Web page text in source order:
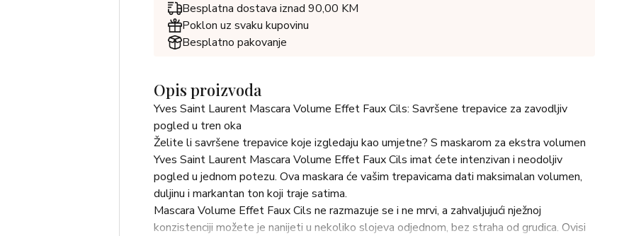
Besplatna dostava iznad 90,00 KM
Poklon uz svaku kupovinu
Besplatno pakovanje
Opis proizvoda
Yves Saint Laurent Mascara Volume Effet Faux Cils: Savršene trepavice za zavodljiv
pogled u tren oka
Želite li savršene trepavice koje izgledaju kao umjetne? S maskarom za ekstra volumen
Yves Saint Laurent Mascara Volume Effet Faux Cils imat ćete intenzivan i neodoljiv
pogled u jednom potezu. Ova maskara će vašim trepavicama dati maksimalan volumen,
duljinu i markantan ton koji traje satima.
Mascara Volume Effet Faux Cils ne razmazuje se i ne mrvi, a zahvaljujući nježnoj
konzistenciji možete je nanijeti u nekoliko slojeva odjednom, bez straha od grudica. Ovisi